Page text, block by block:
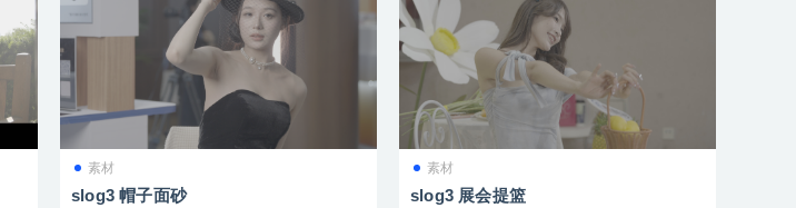
素材
slog3 帽子面砂
素材
slog3 展会提篮